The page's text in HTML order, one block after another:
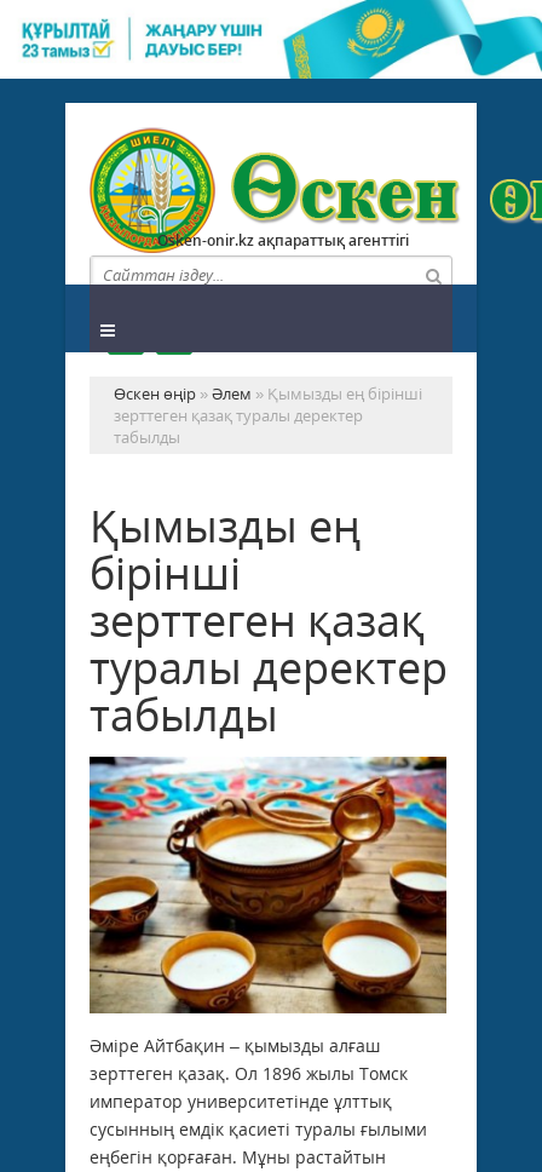
Osken-onir.kz ақпараттық агенттігі
Өскен өңір »Әлем » Қымызды ең бірінші
зерттеген қазақ туралы деректер
табылды
Қымызды ең
бірінші
зерттеген қазақ
туралы деректер
табылды
Әміре Айтбақин – қымызды алғаш
зерттеген қазақ. Ол 1896 жылы Томск
император университетінде ұлттық
сусынның емдік қасиеті туралы ғылыми
еңбегін қорғаған. Мұны растайтын